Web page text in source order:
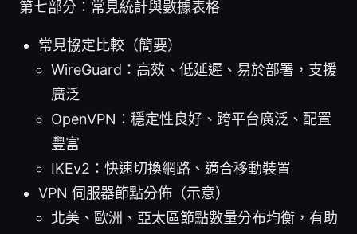
第七部分：常見統計與數據表格
常見協定比較（簡要）
WireGuard：高效、低延遲、易於部署，支援
廣泛
OpenVPN：穩定性良好、跨平台廣泛、配置
豐富
IKEv2：快速切換網路、適合移動裝置
VPN 伺服器節點分佈（示意）
北美、歐洲、亞太區節點數量分布均衡，有助